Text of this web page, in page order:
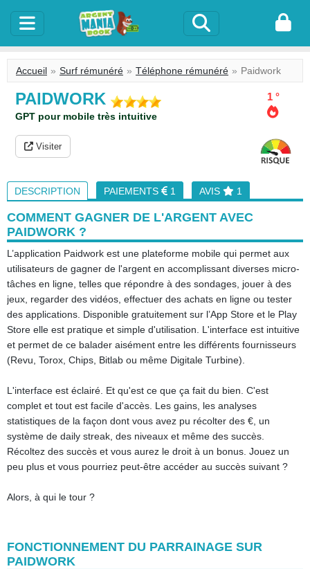
Accueil Surf rémunéré Téléphone rémunéré Paidwork
PAIDWORK 1 °
GPT pour mobile très intuitive
Visiter
DESCRIPTION PAIEMENTS 1 AVIS 1
COMMENT GAGNER DE L'ARGENT AVEC
PAIDWORK ?
L’application Paidwork est une plateforme mobile qui permet aux
utilisateurs de gagner de l'argent en accomplissant diverses micro-
tâches en ligne, telles que répondre à des sondages, jouer à des
jeux, regarder des vidéos, effectuer des achats en ligne ou tester
des applications. Disponible gratuitement sur l’App Store et le Play
Store elle est pratique et simple d'utilisation. L'interface est intuitive
et permet de ce balader aisément entre les différents fournisseurs
(Revu, Torox, Chips, Bitlab ou même Digitale Turbine).
L'interface est éclairé. Et qu'est ce que ça fait du bien. C'est
complet et tout est facile d'accès. Les gains, les analyses
statistiques de la façon dont vous avez pu récolter des €, un
système de daily streak, des niveaux et même des succès.
Récoltez des succès et vous aurez le droit à un bonus. Jouez un
peu plus et vous pourriez peut-être accéder au succès suivant ?
Alors, à qui le tour ?
FONCTIONNEMENT DU PARRAINAGE SUR
PAIDWORK